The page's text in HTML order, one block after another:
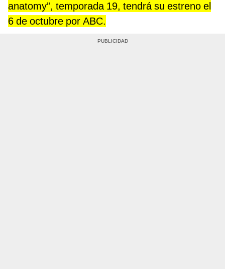
anatomy”, temporada 19, tendrá su estreno el
6 de octubre por ABC.